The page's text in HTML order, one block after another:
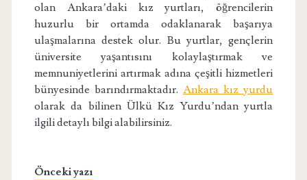
olan Ankara’daki kız yurtları, öğrencilerin
huzurlu bir ortamda odaklanarak başarıya
ulaşmalarına destek olur. Bu yurtlar, gençlerin
üniversite yaşantısını kolaylaştırmak ve
memnuniyetlerini artırmak adına çeşitli hizmetleri
bünyesinde barındırmaktadır. Ankara kız yurdu
olarak da bilinen Ülkü Kız Yurdu’ndan yurtla
ilgili detaylı bilgi alabilirsiniz.
Önceki yazı